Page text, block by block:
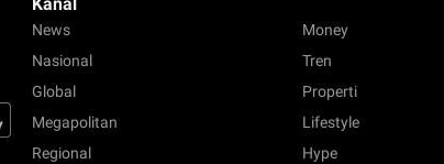
News
Nasional
Global
Megapolitan
Regional
Money
Tren
Properti
Lifestyle
Hype